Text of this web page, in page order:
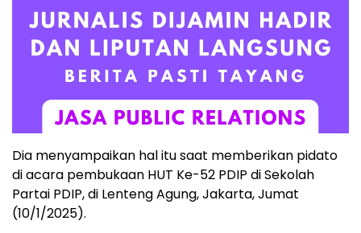
Dia menyampaikan hal itu saat memberikan pidato
di acara pembukaan HUT Ke-52 PDIP di Sekolah
Partai PDIP, di Lenteng Agung, Jakarta, Jumat
(10/1/2025).